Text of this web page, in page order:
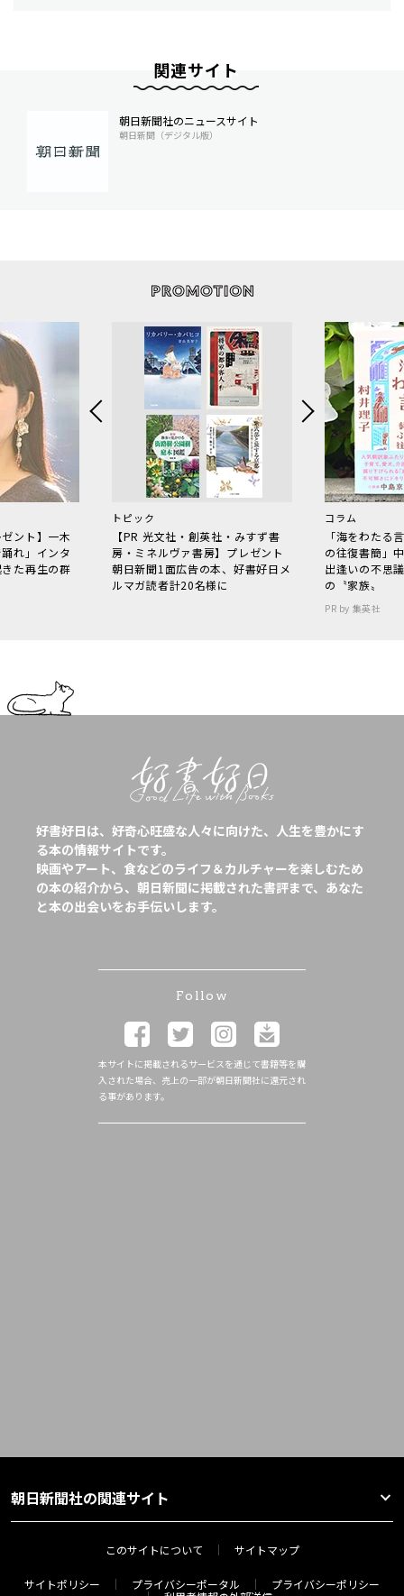
関連サイト
朝日新聞社のニュースサイト
朝日新聞（デジタル版）
ント】一木
れ」インタ
た再生の群
トピック
【PR 光文社・創英社・みすず書
房・ミネルヴァ書房】プレゼント
朝日新聞1面広告の本、好書好日メ
ルマガ読者計20名様に
コラム
「海をわた
の往復書簡」
出逢いの不思
の〝家族〟
PR by 集英社
好書好日は、好奇心旺盛な人々に向けた、人生を豊かにす
る本の情報サイトです。
映画やアート、食などのライフ＆カルチャーを楽しむため
の本の紹介から、朝日新聞に掲載された書評まで、あなた
と本の出会いをお手伝いします。
Follow
本サイトに掲載されるサービスを通じて書籍等を購
入された場合、売上の一部が朝日新聞社に還元され
る事があります。
朝日新聞社の関連サイト
このサイトについて サイトマップ
サイトポリシー プライバシーポータル
プライバシーポリシー